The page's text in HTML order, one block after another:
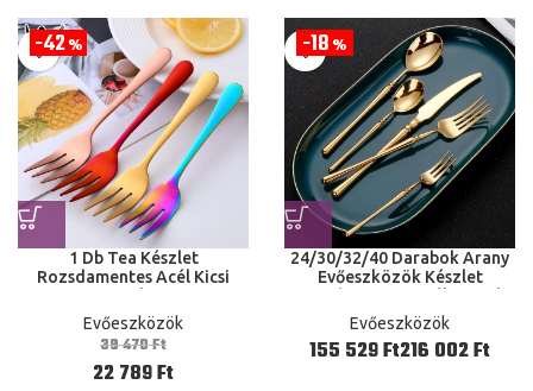
42%
1 Db Tea Készlet
Rozsdamentes Acél Kicsi
Sütemény Fekete Saláta Mini
Torta Parti
Evőeszközök
39 470Ft
22 789Ft
18%
24/30/32/40 Darabok Arany
Evőeszközök Készlet
kézmosók Kanál kés
Étkészlet Otthon
Evőeszközök
Ft Ft